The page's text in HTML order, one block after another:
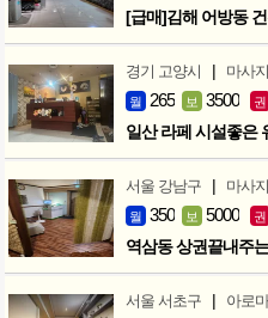
[급매]김해 어방동
경기 고양시 | 마사
월 265 보 3500 권
일산 라페 시설좋은
서울 강남구 | 마사
월 350 보 5000 권
역삼동 상권끝내주
서울 서초구 | 아로마